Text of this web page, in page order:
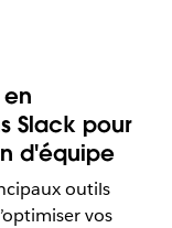
Slack pour
d'équipe
outils
vos